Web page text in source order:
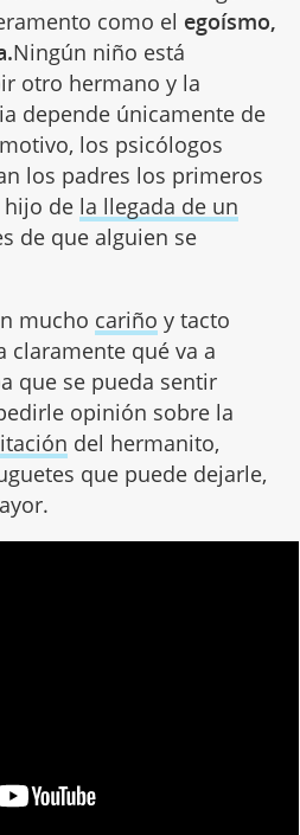
como el egoísmo,
Ningún niño está
otro hermano y la
depende únicamente de
los psicólogos
los padres los primeros
hijo de la llegada de un
de que alguien se
mucho cariño y tacto
claramente qué va a
que se pueda sentir
opinión sobre la
del hermanito,
que puede dejarle,